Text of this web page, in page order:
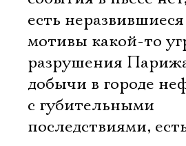
есть неразвившиеся
мотивы какой-то
разрушения
добычи в городе
с губительными
последствиями,